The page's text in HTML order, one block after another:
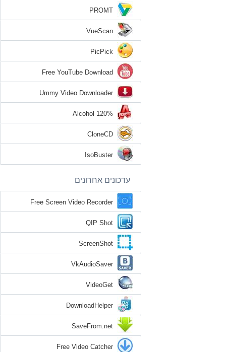
PROMT
VueScan
PicPick
Free YouTube Download
Ummy Video Downloader
Alcohol 120%
CloneCD
IsoBuster
עדכונים אחרונים
Free Screen Video Recorder
QIP Shot
ScreenShot
VkAudioSaver
VideoGet
DownloadHelper
SaveFrom.net
Free Video Catcher